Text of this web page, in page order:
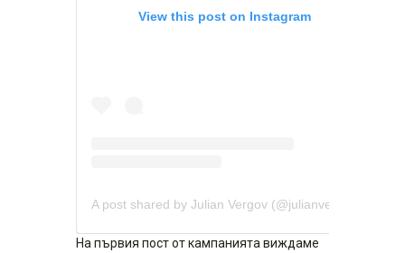
View this post on Instagram
На първия пост от кампанията виждаме